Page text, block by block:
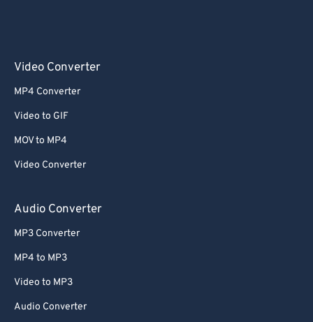
Video Converter
MP4 Converter
Video to GIF
MOV to MP4
Video Converter
Audio Converter
MP3 Converter
MP4 to MP3
Video to MP3
Audio Converter